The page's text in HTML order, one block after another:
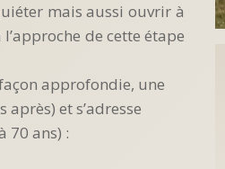
mais aussi ouvrir à
de cette étape
approfondie, une
et s’adresse
70 ans) :